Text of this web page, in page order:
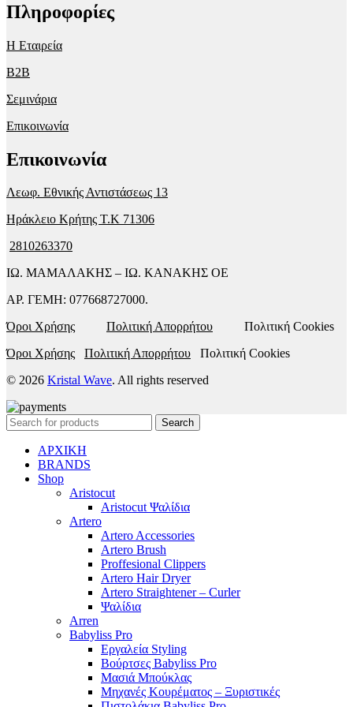
Πληροφορίες
Η Εταιρεία
B2B
Σεμινάρια
Επικοινωνία
Επικοινωνία
Λεωφ. Εθνικής Αντιστάσεως 13
Ηράκλειο Κρήτης T.K 71306
2810263370
ΙΩ. ΜΑΜΑΛΑΚΗΣ – ΙΩ. ΚΑΝΑΚΗΣ ΟΕ
ΑΡ. ΓΕΜΗ: 077668727000.
Όροι Χρήσης
Πολιτική Απορρήτου Πολιτική Cookies
Όροι Χρήσης
Πολιτική Απορρήτου Πολιτική Cookies
© 2026 Kristal Wave. All rights reserved
Search
ΑΡΧΙΚΗ
BRANDS
Shop
Aristocut
Aristocut Ψαλίδια
Artero
Artero Accessories
Artero Brush
Proffesional Clippers
Artero Hair Dryer
Artero Straightener – Curler
Ψαλίδια
Arren
Babyliss Pro
Εργαλεία Styling
Βούρτσες Babyliss Pro
Μασιά Μπούκλας
Μηχανές Κουρέματος – Ξυριστικές